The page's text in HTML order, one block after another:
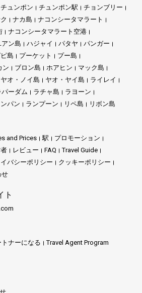
は、タイにおける新しい海上交
社は、トラート本土と周辺の島々を結ぶ
特化しています。使用されるフェリー
快適性を重視した最新のモーターカタマ
ことに力を入れています。
からクッド島などの島々へ毎日運航する
しています。使用されるのはカタマラン
ートよりも速くて安定性があります。各
トイレ、安全装備（ライフジャケットな
。エンジンは新型で効率が良く、航行が
チュンポン チュンポン駅
チョンブリー
ナカ島
ナコンシータマラート
ナコンシータマラート空港
ン島 ハジャイ パタヤ
パンガー
島 プーケット
プー島
ン
ブロン島 ホアヒン
マック島
ヤオ・ノイ島 ヤオ・ヤイ島
ライレイ
ーダム ラチャ島
ラヨーン
パン ランプーン リペ島 リボン島
and Prices 駅
プロモーション
レビュー FAQ
Travel Guide
バシーポリシー
クッキーポリシー
せ
ト
トナーになる Travel Agent Program